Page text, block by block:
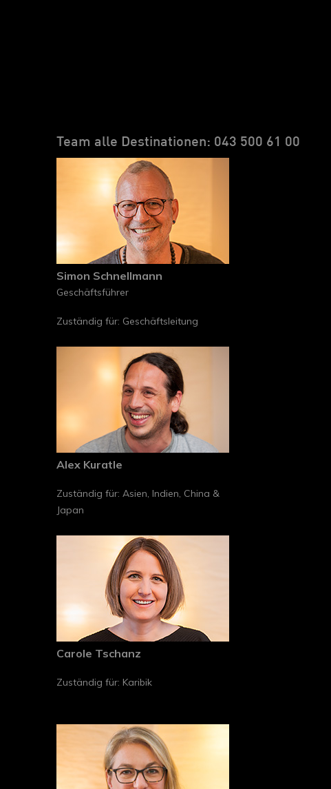
Team alle Destinationen: 043 500 61 00
Simon Schnellmann
Geschäftsführer
Zuständig für: Geschäftsleitung
Alex Kuratle
Zuständig für: Asien, Indien, China &
Japan
Carole Tschanz
Zuständig für: Karibik